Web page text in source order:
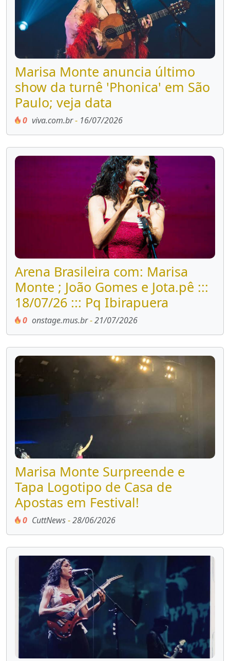
Marisa Monte anuncia último
show da turnê 'Phonica' em São
Paulo; veja data
0 viva.com.br- 16/07/2026
Arena Brasileira com: Marisa
Monte ; João Gomes e Jota.pê :::
18/07/26 ::: Pq Ibirapuera
0 onstage.mus.br-21/07/2026
Marisa Monte Surpreende e
Tapa Logotipo de Casa de
Apostas em Festival!
0 CuttNews-28/06/2026